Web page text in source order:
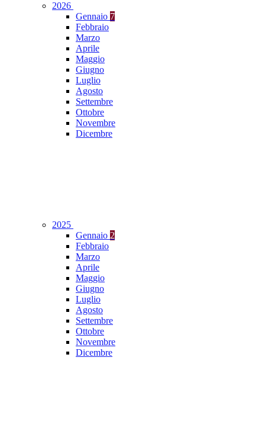
2026
Gennaio 7
Febbraio
Marzo
Aprile
Maggio
Giugno
Luglio
Agosto
Settembre
Ottobre
Novembre
Dicembre
2025
Gennaio 2
Febbraio
Marzo
Aprile
Maggio
Giugno
Luglio
Agosto
Settembre
Ottobre
Novembre
Dicembre